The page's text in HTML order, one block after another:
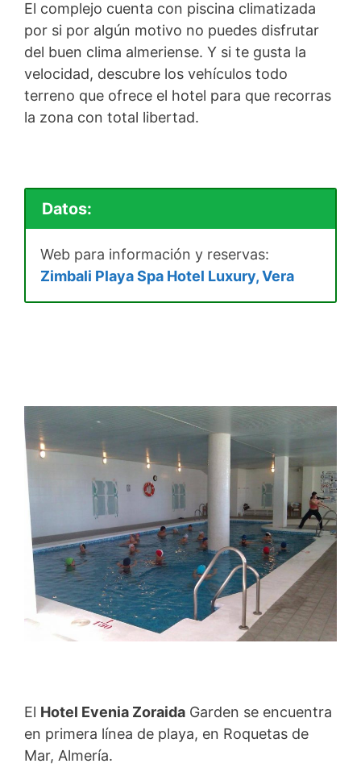
El complejo cuenta con piscina climatizada
por si por algún motivo no puedes disfrutar
del buen clima almeriense. Y si te gusta la
velocidad, descubre los vehículos todo
terreno que ofrece el hotel para que recorras
la zona con total libertad.
Datos:
Web para información y reservas:
Zimbali Playa Spa Hotel Luxury, Vera
El Hotel Evenia Zoraida Garden se encuentra
en primera línea de playa, en Roquetas de
Mar, Almería.